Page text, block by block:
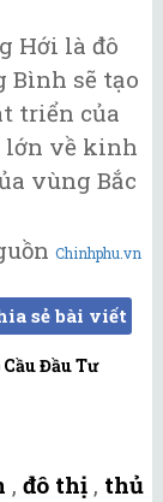
Hới là đô
Bình sẽ tạo
triển của
lớn về kinh
vùng Bắc
Chinhphu.vn
sẻ bài viết
Đầu Tư
, đô thị , thủ